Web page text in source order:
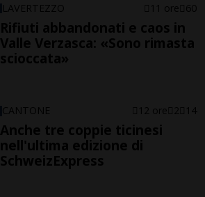
LAVERTEZZO 11 ore 60
Rifiuti abbandonati e caos in
Valle Verzasca: «Sono rimasta
scioccata»
CANTONE 12 ore 2 14
Anche tre coppie ticinesi
nell'ultima edizione di
SchweizExpress